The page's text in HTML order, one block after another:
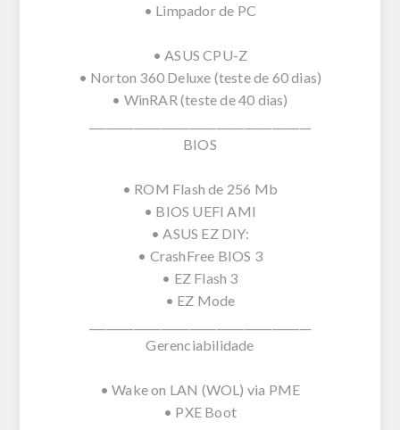
• Limpador de PC
• ASUS CPU-Z
• Norton 360 Deluxe (teste de 60 dias)
• WinRAR (teste de 40 dias)
BIOS
• ROM Flash de 256 Mb
• BIOS UEFI AMI
• ASUS EZ DIY:
• CrashFree BIOS 3
• EZ Flash 3
• EZ Mode
Gerenciabilidade
• Wake on LAN (WOL) via PME
• PXE Boot